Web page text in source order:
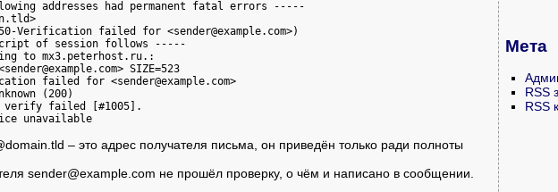
addresses had permanent fatal errors -----
Verification failed for <sender@example.com>)
of session follows -----
to mx3.peterhost.ru.:
SIZE=523
failed for <sender@example.com>
(200)
verify failed [#1005].
– это адрес получателя письма, он приведён только ради полноты
sender@example.com не прошёл проверку, о чём и написано в сообщении.
Мета
RSS
RSS